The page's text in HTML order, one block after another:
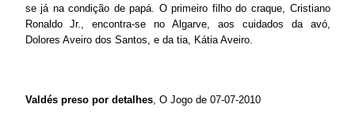
se já na condição de papá. O primeiro filho do craque, Cristiano
Ronaldo Jr., encontra-se no Algarve, aos cuidados da avó,
Dolores Aveiro dos Santos, e da tia, Kátia Aveiro.
Valdés preso por detalhes, O Jogo de 07-07-2010